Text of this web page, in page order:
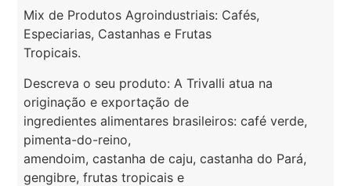
Mix de Produtos Agroindustriais: Cafés,
Especiarias, Castanhas e Frutas
Tropicais.
Descreva o seu produto: A Trivalli atua na
originação e exportação de
ingredientes alimentares brasileiros: café verde,
pimenta-do-reino,
amendoim, castanha de caju, castanha do Pará,
gengibre, frutas tropicais e